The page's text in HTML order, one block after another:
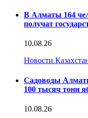
В Алматы 164
получат
10.08.26
Новости
Садоводы
100 тысяч тонн
10.08.26